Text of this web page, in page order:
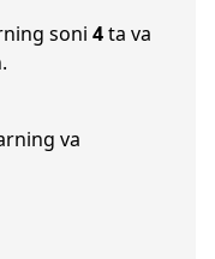
soni 4ta va
va